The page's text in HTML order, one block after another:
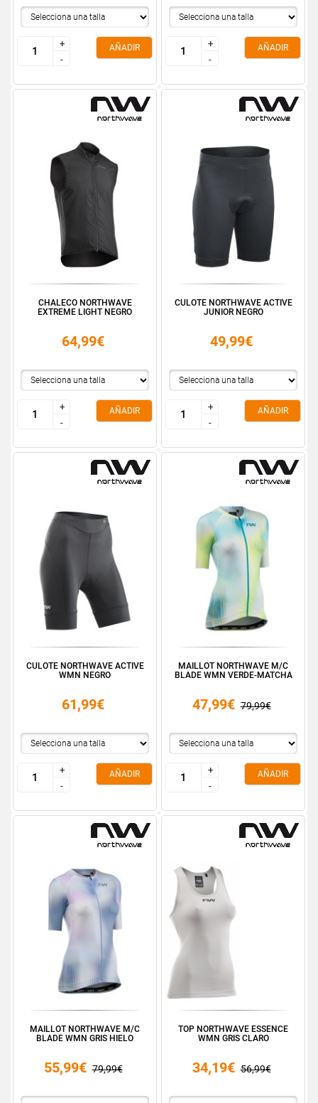
+
-
+
-
AÑADIR
+
-
+
-
AÑADIR
CHALECO NORTHWAVE
EXTREME LIGHT NEGRO
64,99€
+
-
+
-
AÑADIR
CULOTE NORTHWAVE ACTIVE
JUNIOR NEGRO
49,99€
+
-
+
-
AÑADIR
CULOTE NORTHWAVE ACTIVE
WMN NEGRO
61,99€
+
-
+
-
AÑADIR
MAILLOT NORTHWAVE M/C
BLADE WMN VERDE-MATCHA
47,99€ 79,99€
+
-
+
-
AÑADIR
MAILLOT NORTHWAVE M/C
BLADE WMN GRIS HIELO
55,99€ 79,99€
TOP NORTHWAVE ESSENCE
WMN GRIS CLARO
34,19€ 56,99€